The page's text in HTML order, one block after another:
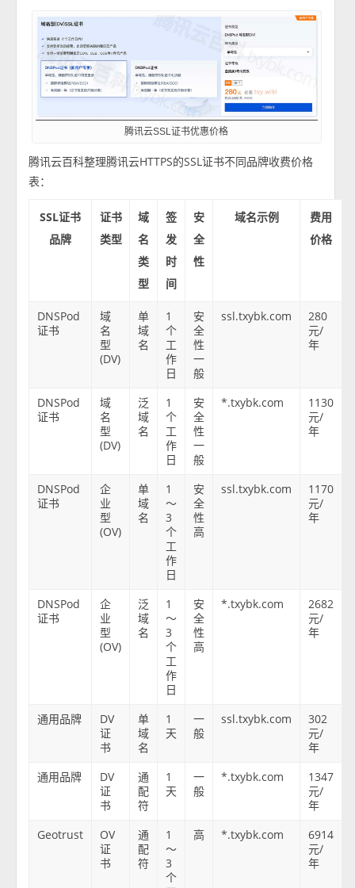
腾讯云SSL证书优惠价格
腾讯云百科整理腾讯云HTTPS的SSL证书不同品牌收费价格
表：
SSL证书
品牌
证书
类型
域
名
类
型
签
发
时
间
安
全
性
域名示例
费用
价格
DNSPod
证书
域
名
型
(DV)
单
域
名
1
个
工
作
日
安
全
性
一
般
ssl.txybk.com
280
元/
年
DNSPod
证书
域
名
型
(DV)
泛
域
名
1
个
工
作
日
安
全
性
一
般
*.txybk.com
1130
元/
年
DNSPod
证书
企
业
型
(OV)
单
域
名
1
～
3
个
工
作
日
安
全
性
高
ssl.txybk.com
1170
元/
年
DNSPod
证书
企
业
型
(OV)
泛
域
名
1
～
3
个
工
作
日
安
全
性
高
*.txybk.com
2682
元/
年
通用品牌
DV
证
书
单
域
名
1
天
一
般
ssl.txybk.com
302
元/
年
通用品牌
DV
证
书
通
配
符
1
天
一
般
*.txybk.com
1347
元/
年
Geotrust
OV
证
书
通
配
符
1
～
3
个
高 *.txybk.com
6914
元/
年